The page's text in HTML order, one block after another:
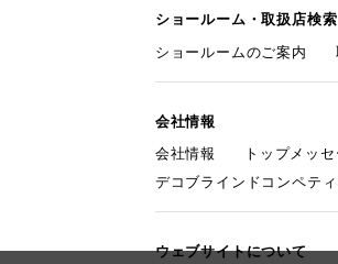
ショールーム・取扱店検索
ショールームのご案内
会社情報
会社情報
トップメッ
デコブラインドコンペテ
ウェブサイトについて